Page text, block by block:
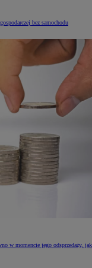
bez samochodu
w momencie jego odsprzedaży, jak